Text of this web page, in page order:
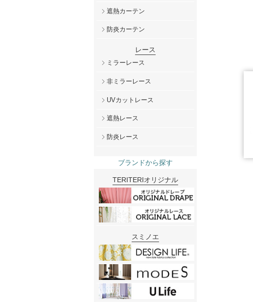
遮熱カーテン
防炎カーテン
レース
ミラーレース
非ミラーレース
UVカットレース
遮熱レース
防炎レース
ブランドから探す
TERITERIオリジナル
スミノエ